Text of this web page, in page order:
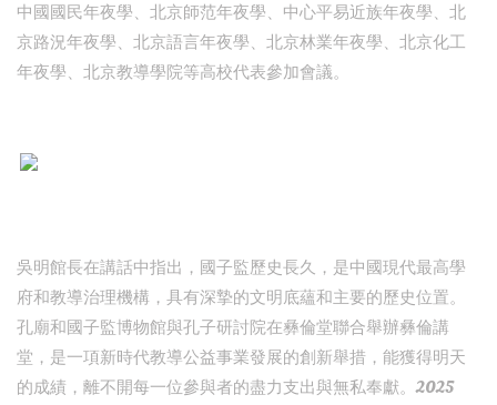
中國國民年夜學、北京師范年夜學、中心平易近族年夜學、北
京路況年夜學、北京語言年夜學、北京林業年夜學、北京化工
年夜學、北京教導學院等高校代表參加會議。
吳明館長在講話中指出，國子監歷史長久，是中國現代最高學
府和教導治理機構，具有深摯的文明底蘊和主要的歷史位置。
孔廟和國子監博物館與孔子研討院在彝倫堂聯合舉辦彝倫講
堂，是一項新時代教導公益事業發展的創新舉措，能獲得明天
的成績，離不開每一位參與者的盡力支出與無私奉獻。2025